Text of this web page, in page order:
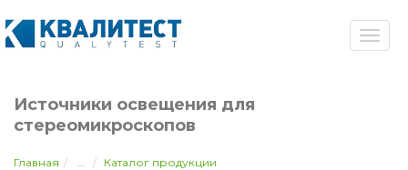
Источники освещения для
стереомикроскопов
Главная ...
Каталог продукции